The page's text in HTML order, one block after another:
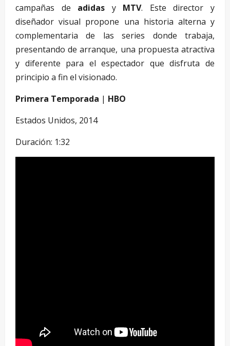
campañas de adidas y MTV. Este director y
diseñador visual propone una historia alterna y
complementaria de las series donde trabaja,
presentando de arranque, una propuesta atractiva
y diferente para el espectador que disfruta de
principio a fin el visionado.
Primera Temporada | HBO
Estados Unidos, 2014
Duración: 1:32